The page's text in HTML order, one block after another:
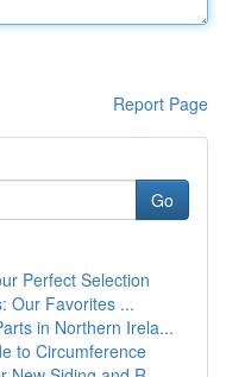
Report Page
Go
Perfect Selection
Our Favorites ...
in Northern Irela...
to Circumference